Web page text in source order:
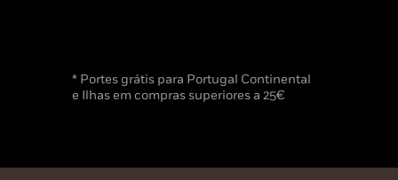
* Portes grátis para Portugal Continental
e Ilhas em compras superiores a 25€